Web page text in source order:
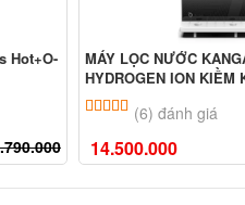
Hot+O-
MÁY LỌC NƯỚC
HYDROGEN ION KIỀM
IOT
5.00 trên 5 dựa
(6) đánh giá
14.500.000